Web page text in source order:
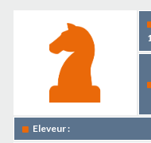
Eleveur :